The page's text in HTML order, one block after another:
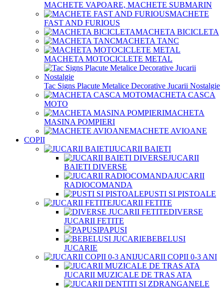
MACHETE VAPOARE, MACHETE SUBMARIN
MACHETE
FAST AND FURIOUS
MACHETA BICICLETA
MACHETA TANC
MACHETA MOTOCICLETE METAL
Tac Signs Placute Metalice Decorative Jucarii Nostalgie
MACHETA CASCA
MOTO
MACHETA
MASINA POMPIERI
MACHETE AVIOANE
COPII
JUCARII BAIETI
JUCARII
BAIETI DIVERSE
JUCARII
RADIOCOMANDA
PUSTI SI PISTOALE
JUCARII FETITE
DIVERSE
JUCARII FETITE
PAPUSI
BEBELUSI
JUCARIE
JUCARII COPII 0-3 ANI
JUCARII MUZICALE DE TRAS ATA